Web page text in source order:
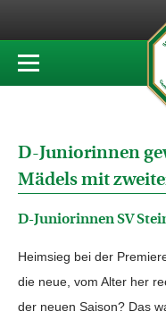
D-Juniorinnen
Mädels mit
D-Juniorinnen SV
Heimsieg bei der
die neue, vom Alter her
der neuen Saison? Das